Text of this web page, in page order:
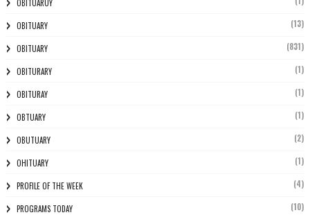
OBITUARUY
OBITUARY (13)
OBITUARY (831)
OBITURARY (1)
OBITURAY (1)
OBTUARY (1)
OBUTUARY (2)
OHITUARY (1)
PROFILE OF THE WEEK (4)
PROGRAMS TODAY (10)